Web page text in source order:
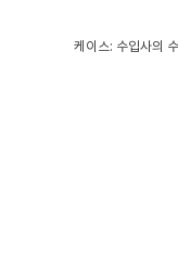
케이스: 수입사의